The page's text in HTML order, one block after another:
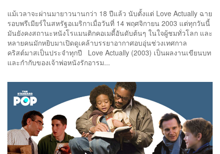
แม้เวลาจะผ่านมายาวนานกว่า 18 ปีแล้ว นับตั้งแต่ Love Actually ฉาย
รอบพรีเมียร์ในสหรัฐอเมริกาเมื่อวันที่ 14 พฤศจิกายน 2003 แต่ทุกวันนี้
มันยังคงสถานะหนังโรแมนติกคอเมดี้อันดับต้นๆ ในใจผู้ชมทั่วโลก และ
หลายคนมักหยิบมาเปิดดูเคล้าบรรยาอากาศอบอุ่นช่วงเทศกาล
คริสต์มาสเป็นประจำทุกปี Love Actually (2003) เป็นผลงานเขียนบท
และกำกับของเจ้าพ่อหนังรักอารม...